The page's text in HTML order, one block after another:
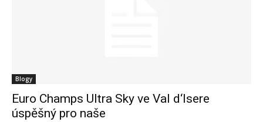
Blogy
Euro Champs Ultra Sky ve Val d‘Isere
úspěšný pro naše